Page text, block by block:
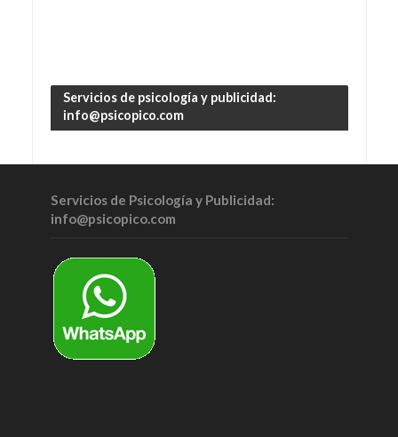
Servicios de psicología y publicidad:
info@psicopico.com
Servicios de Psicología y Publicidad:
info@psicopico.com